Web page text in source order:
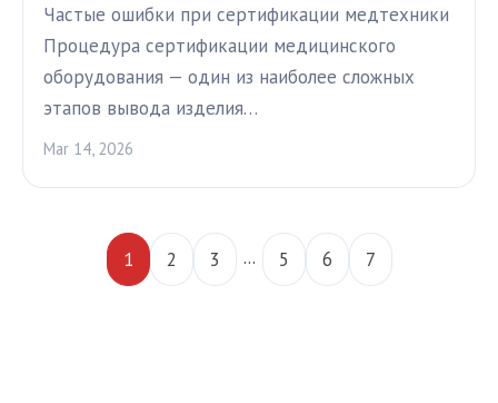
Частые ошибки при сертификации медтехники
Процедура сертификации медицинского
оборудования — один из наиболее сложных
этапов вывода изделия…
Mar 14, 2026
1 2 3 … 5 6 7